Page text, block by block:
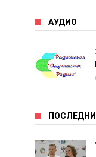
АУДИО